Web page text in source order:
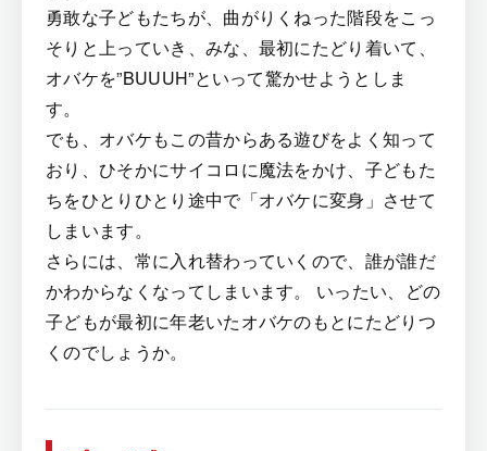
勇敢な子どもたちが、曲がりくねった階段をこっ
そりと上っていき、みな、最初にたどり着いて、
オバケを”BUUUH”といって驚かせようとしま
す。
でも、オバケもこの昔からある遊びをよく知って
おり、ひそかにサイコロに魔法をかけ、子どもた
ちをひとりひとり途中で「オバケに変身」させて
しまいます。
さらには、常に入れ替わっていくので、誰が誰だ
かわからなくなってしまいます。 いったい、どの
子どもが最初に年老いたオバケのもとにたどりつ
くのでしょうか。